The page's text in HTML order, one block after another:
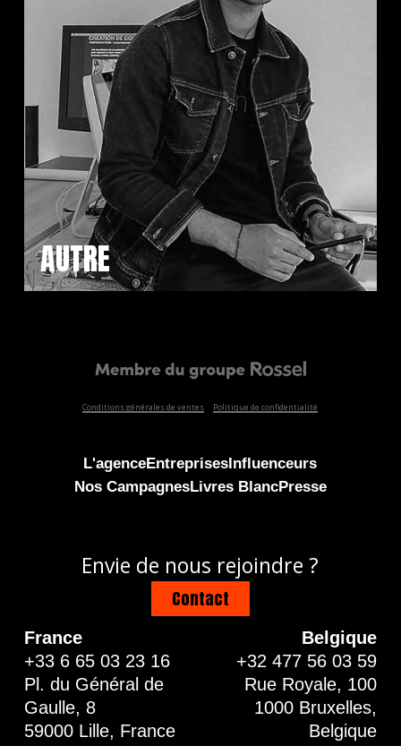
AUTRE
Conditions générales de ventes Politique de confidentialité
L'agenceEntreprisesInfluenceurs
Nos CampagnesLivres BlancPresse
Envie de nous rejoindre ?
Contact
France
+33 6 65 03 23 16
Pl. du Général de
Gaulle, 8
59000 Lille, France
Belgique
+32 477 56 03 59
Rue Royale, 100
1000 Bruxelles,
Belgique